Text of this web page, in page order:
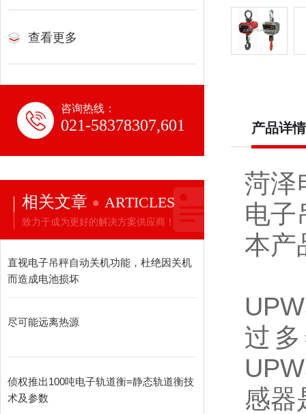
查看更多
咨询热线：
021-58378307,601
相关文章 ARTICLES
致力于成为更好的解决方案供应商！
直视电子吊秤自动关机功能，杜绝因关机
而造成电池损坏
尽可能远离热源
侦权推出100吨电子轨道衡=静态轨道衡技
术及参数
产品详情
菏泽
电子
本产
过
感器